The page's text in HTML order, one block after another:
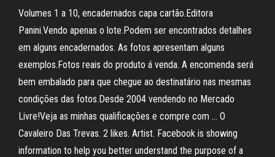
Volumes 1 a 10, encadernados capa cartão.Editora
Panini.Vendo apenas o lote.Podem ser encontrados detalhes
em alguns encadernados. As fotos apresentam alguns
exemplos.Fotos reais do produto á venda. A encomenda será
bem embalado para que chegue ao destinatário nas mesmas
condições das fotos.Desde 2004 vendendo no Mercado
Livre!Veja as minhas qualificações e compre com … O
Cavaleiro Das Trevas. 2 likes. Artist. Facebook is showing
information to help you better understand the purpose of a